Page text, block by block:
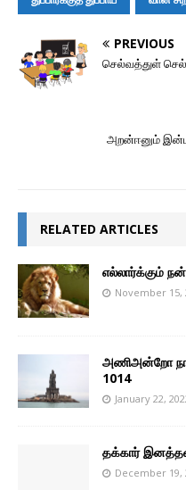
PREVIOUS
செல்வத்துள்
அறன்ஈனும்
RELATED ARTICLES
எல்லார்க்கும்
November 15,
அணிஅன்றோ
1014
January 22,
தக்கார்
December 19,